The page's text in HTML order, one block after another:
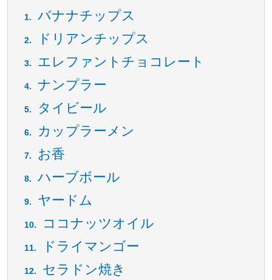
バナナチップス
ドリアンチップス
エレファントチョコレート
ナンプラー
タイビール
カップラーメン
お香
ハーブボール
ヤードム
ココナッツオイル
ドライマンゴー
セラドン焼き